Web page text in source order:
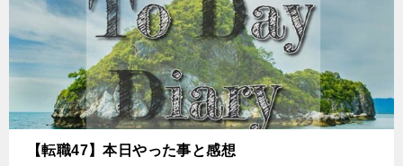
【転職47】本日やった事と感想